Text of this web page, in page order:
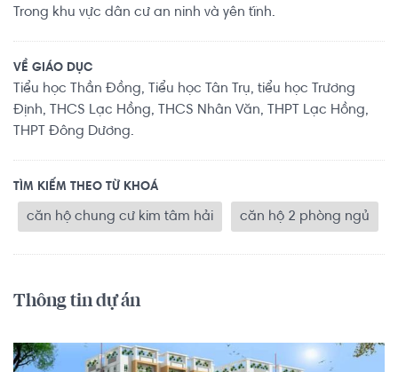
Trong khu vực dân cư an ninh và yên tĩnh.
VỀ GIÁO DỤC
Tiểu học Thần Đồng, Tiểu học Tân Trụ, tiểu học Trương
Định, THCS Lạc Hồng, THCS Nhân Văn, THPT Lạc Hồng,
THPT Đông Dương.
TÌM KIẾM THEO TỪ KHOÁ
căn hộ chung cư kim tâm hải căn hộ 2 phòng ngủ
Thông tin dự án